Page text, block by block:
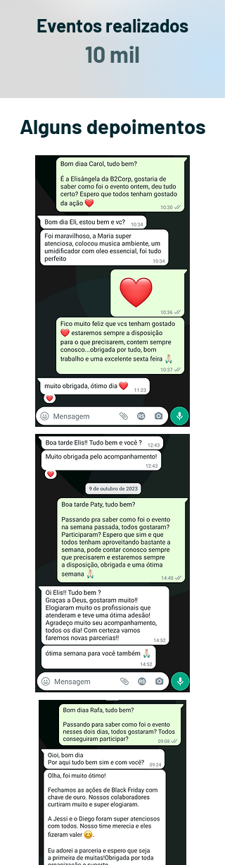
Eventos realizados
10 mil
Alguns depoimentos